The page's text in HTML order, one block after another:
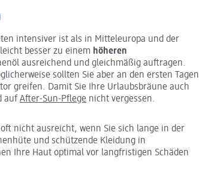
intensiver ist als in Mitteleuropa und der
besser zu einem höheren
ausreichend und gleichmäßig auftragen.
sollten Sie aber an den ersten Tagen
greifen. Damit Sie Ihre Urlaubsbräune auch
auf After-Sun-Pflege nicht vergessen.
oft nicht ausreicht, wenn Sie sich lange in der
und schützende Kleidung in
Ihre Haut optimal vor langfristigen Schäden